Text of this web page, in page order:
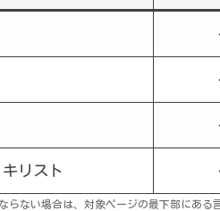
リスト
らない場合は、対象ページの最下部にある